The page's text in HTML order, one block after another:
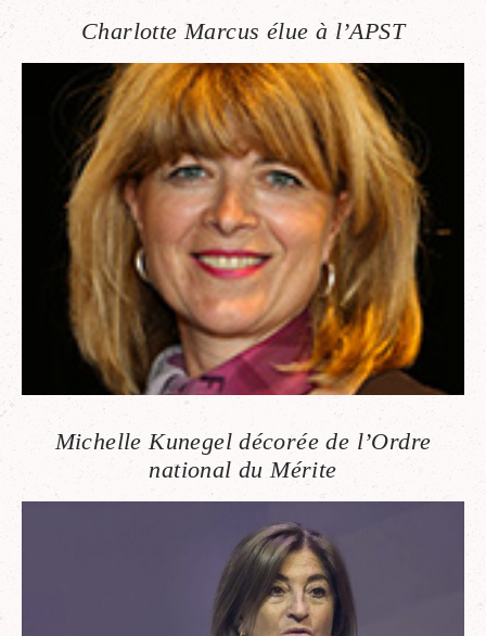
Charlotte Marcus élue à l’APST
Michelle Kunegel décorée de l’Ordre
national du Mérite